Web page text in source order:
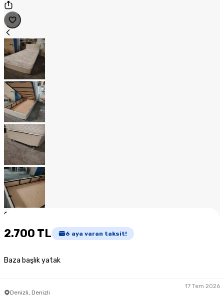
1
2.700 TL 6 aya varan taksit!
Baza başlık yatak
Denizli, Denizli
17 Tem 2026